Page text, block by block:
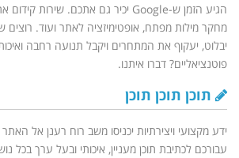
הגיע הזמן ש-Google יכיר גם אתכם. שירות קידום
מחקר מילות מפתח, אופטימיזציה לאתר ועוד.
יבלוט, יעקוף את המתחרים ויקבל תנועה רחבה
פוטנציאליים? דברו איתנו.
תוכן תוכן תוכן
ידע מקצועי ויצירתיות יכניסו משב רוח רענן אל
עבורכם לכתיבת תוכן מעניין, איכותי ובעל ערך בכל